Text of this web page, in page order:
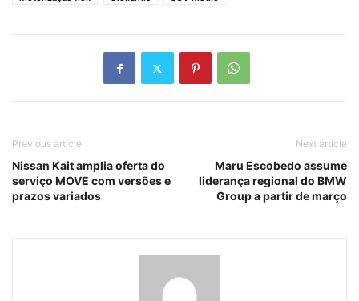
Previous article
Nissan Kait amplia oferta do
serviço MOVE com versões e
prazos variados
Next article
Maru Escobedo assume
liderança regional do BMW
Group a partir de março